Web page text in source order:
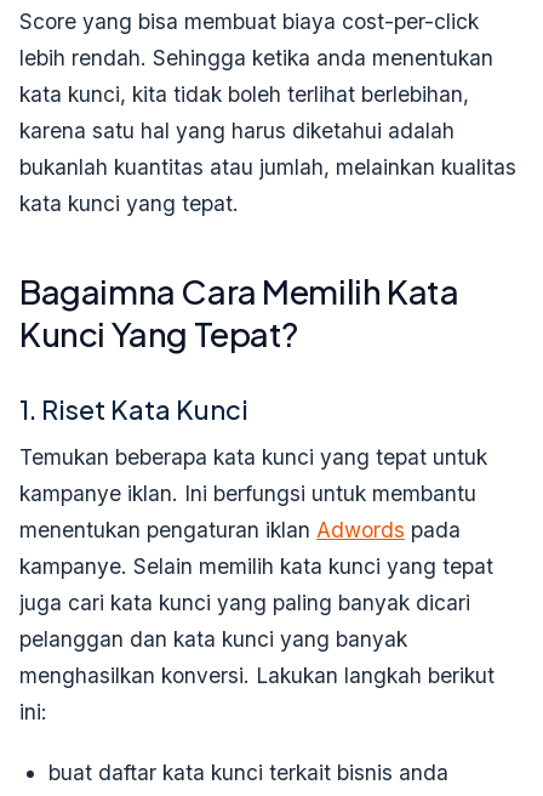
Score yang bisa membuat biaya cost-per-click
lebih rendah. Sehingga ketika anda menentukan
kata kunci, kita tidak boleh terlihat berlebihan,
karena satu hal yang harus diketahui adalah
bukanlah kuantitas atau jumlah, melainkan kualitas
kata kunci yang tepat.
Bagaimna Cara Memilih Kata
Kunci Yang Tepat?
1. Riset Kata Kunci
Temukan beberapa kata kunci yang tepat untuk
kampanye iklan. Ini berfungsi untuk membantu
menentukan pengaturan iklan Adwords pada
kampanye. Selain memilih kata kunci yang tepat
juga cari kata kunci yang paling banyak dicari
pelanggan dan kata kunci yang banyak
menghasilkan konversi. Lakukan langkah berikut
ini:
buat daftar kata kunci terkait bisnis anda